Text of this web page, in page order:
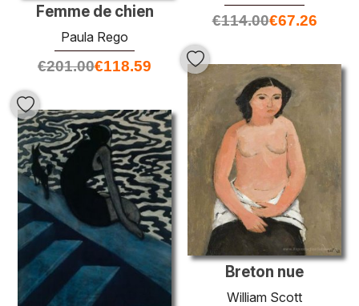
€114.00€67.26
Femme de chien
Paula Rego
€201.00€118.59
Breton nue
William Scott